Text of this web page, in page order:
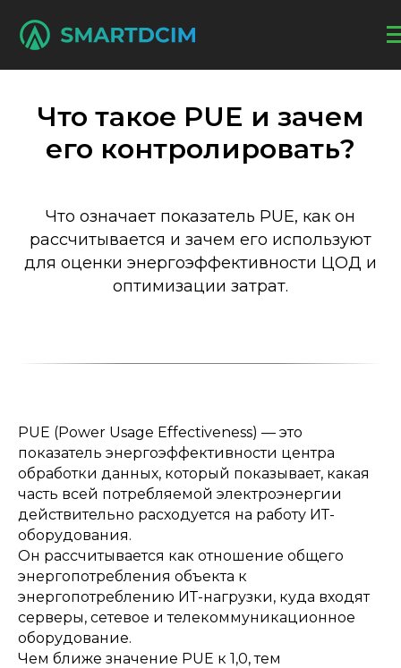
Что такое PUE и зачем
его контролировать?
Что означает показатель PUE, как он
рассчитывается и зачем его используют
для оценки энергоэффективности ЦОД и
оптимизации затрат.
PUE (Power Usage Effectiveness) — это
показатель энергоэффективности центра
обработки данных, который показывает, какая
часть всей потребляемой электроэнергии
действительно расходуется на работу ИТ-
оборудования.
Он рассчитывается как отношение общего
энергопотребления объекта к
энергопотреблению ИТ-нагрузки, куда входят
серверы, сетевое и телекоммуникационное
оборудование.
Чем ближе значение PUE к 1,0, тем